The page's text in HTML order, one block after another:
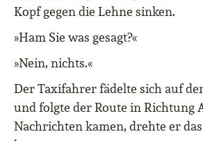
Kopf gegen die Lehne sinken.
»Ham Sie was gesagt?«
»Nein, nichts.«
Der Taxifahrer fädelte sich auf
und folgte der Route in Richtung
Nachrichten kamen, drehte er